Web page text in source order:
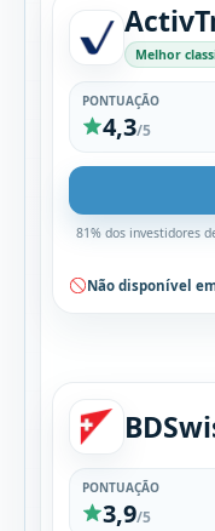
Melhor
PONTUAÇÃO
4,3/5
81% dos investidores
Não disponível
PONTUAÇÃO
3,9/5